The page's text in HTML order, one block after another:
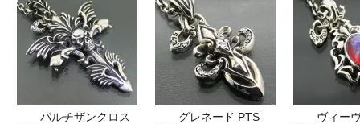
パルチザンクロス
グレネード PTS-
ヴィー